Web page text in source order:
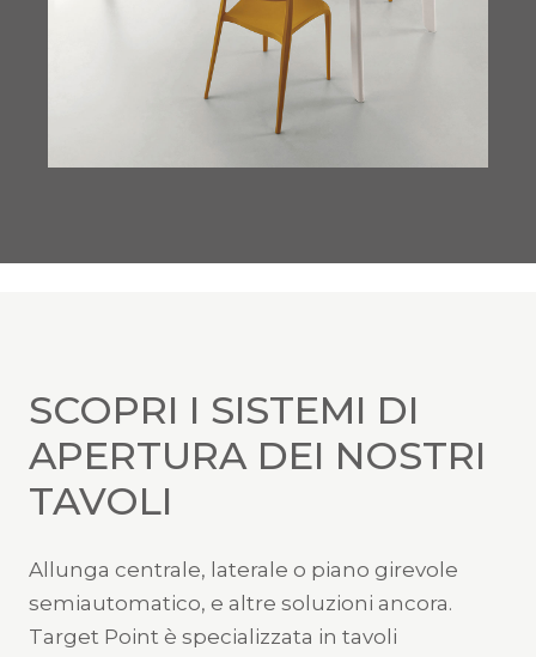
SCOPRI I SISTEMI DI
APERTURA DEI NOSTRI
TAVOLI
Allunga centrale, laterale o piano girevole
semiautomatico, e altre soluzioni ancora.
Target Point è specializzata in tavoli